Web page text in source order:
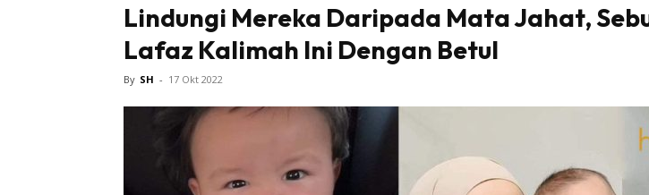
Tampil #1 on top dengan fashion
KLIK DI SEENI
Lindungi Mereka Daripada Mata Jahat,
Lafaz Kalimah Ini Dengan Betul
By SH - 17 Okt 2022